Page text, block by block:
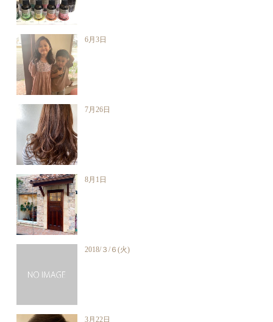
6月3日
7月26日
8月1日
2018/３/６(火)
3月22日